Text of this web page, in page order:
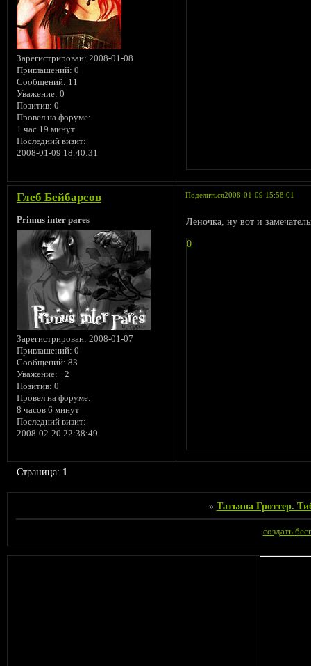
Зарегистрирован: 2008-01-08
Приглашений: 0
Сообщений: 11
Уважение: 0
Позитив: 0
Провел на форуме:
1 час 19 минут
Последний визит:
2008-01-09 18:40:31
Поделиться2008-01-09 15:58:01
Глеб Бейбарсов
Primus inter pares
Зарегистрирован: 2008-01-07
Приглашений: 0
Сообщений: 83
Уважение: +2
Позитив: 0
Провел на форуме:
8 часов 6 минут
Последний визит:
2008-02-20 22:38:49
Леночка, ну вот и
0
Страница: 1
» Татьяна Гроттер.
создать